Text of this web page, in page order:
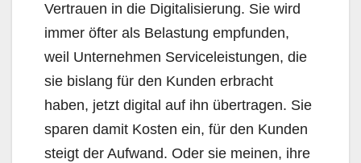
Vertrauen in die Digitalisierung. Sie wird
immer öfter als Belastung empfunden,
weil Unternehmen Serviceleistungen, die
sie bislang für den Kunden erbracht
haben, jetzt digital auf ihn übertragen. Sie
sparen damit Kosten ein, für den Kunden
steigt der Aufwand. Oder sie meinen, ihre